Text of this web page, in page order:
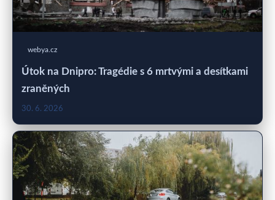
webya.cz
Útok na Dnipro: Tragédie s 6 mrtvými a desítkami
zraněných
30. 6. 2026